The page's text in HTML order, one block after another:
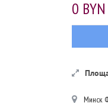
0 BYN
Минск